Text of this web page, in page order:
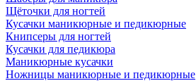
Щёточки для ногтей
Кусачки маникюрные и педикюрные
Книпсеры для ногтей
Кусачки для педикюра
Маникюрные кусачки
Ножницы маникюрные и педикюрные